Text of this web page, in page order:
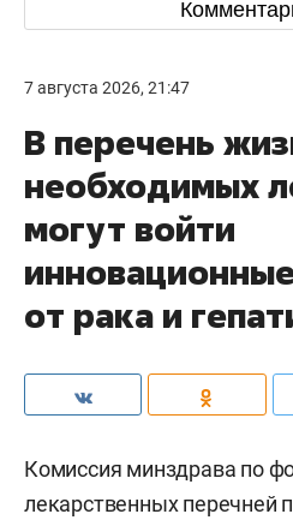
7 августа 2026, 21:47
В перечень
необходимых
могут войти
от рака и
Комиссия минздрава по
лекарственных перечней